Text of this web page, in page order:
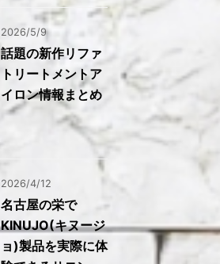
2026/5/9
話題の新作リファ
トリートメントア
イロン情報まとめ
2026/4/12
名古屋の栄で
KINUJO(キヌージ
ョ)製品を実際に体